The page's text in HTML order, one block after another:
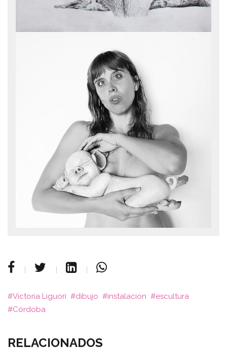
Victoria Liguori dibujo instalacion
escultura
Córdoba
RELACIONADOS